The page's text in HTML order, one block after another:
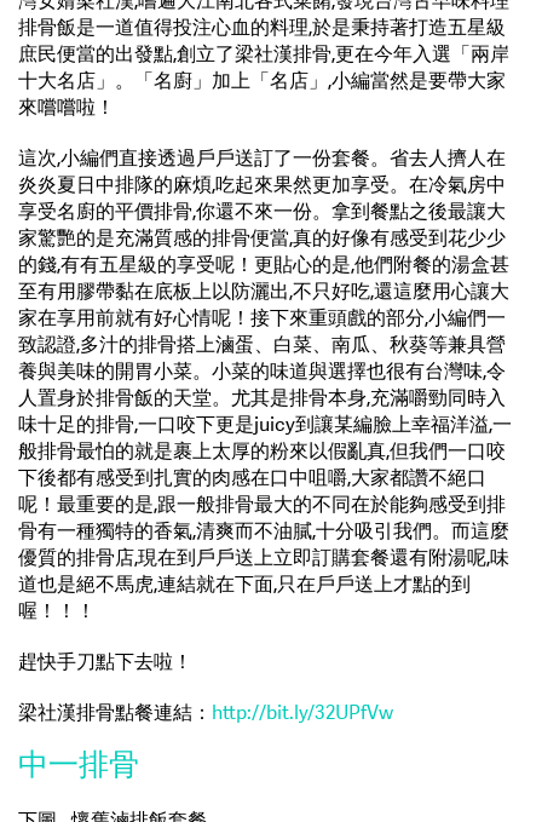
排骨飯是一道值得投注心血的料理,於是秉持著打造五星級
庶民便當的出發點,創立了梁社漢排骨,更在今年入選「兩岸
十大名店」。「名廚」加上「名店」,小編當然是要帶大家
來嚐嚐啦！
這次,小編們直接透過戶戶送訂了一份套餐。省去人擠人在
炎炎夏日中排隊的麻煩,吃起來果然更加享受。在冷氣房中
享受名廚的平價排骨,你還不來一份。拿到餐點之後最讓大
家驚艷的是充滿質感的排骨便當,真的好像有感受到花少少
的錢,有有五星級的享受呢！更貼心的是,他們附餐的湯盒甚
至有用膠帶黏在底板上以防灑出,不只好吃,還這麼用心讓大
家在享用前就有好心情呢！接下來重頭戲的部分,小編們一
致認證,多汁的排骨搭上滷蛋、白菜、南瓜、秋葵等兼具營
養與美味的開胃小菜。小菜的味道與選擇也很有台灣味,令
人置身於排骨飯的天堂。尤其是排骨本身,充滿嚼勁同時入
味十足的排骨,一口咬下更是juicy到讓某編臉上幸福洋溢,一
般排骨最怕的就是裹上太厚的粉來以假亂真,但我們一口咬
下後都有感受到扎實的肉感在口中咀嚼,大家都讚不絕口
呢！最重要的是,跟一般排骨最大的不同在於能夠感受到排
骨有一種獨特的香氣,清爽而不油膩,十分吸引我們。而這麼
優質的排骨店,現在到戶戶送上立即訂購套餐還有附湯呢,味
道也是絕不馬虎,連結就在下面,只在戶戶送上才點的到
喔！！！
趕快手刀點下去啦！
梁社漢排骨點餐連結： http://bit.ly/32UPfVw
中一排骨